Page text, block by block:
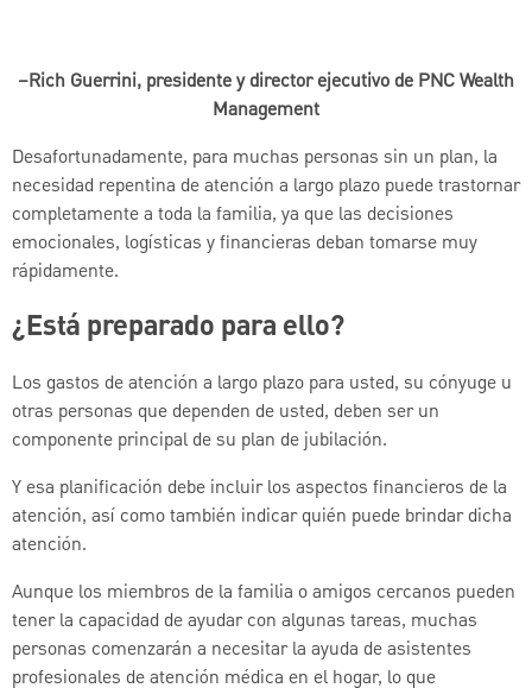
–Rich Guerrini, presidente y director ejecutivo de PNC Wealth
Management
Desafortunadamente, para muchas personas sin un plan, la
necesidad repentina de atención a largo plazo puede trastornar
completamente a toda la familia, ya que las decisiones
emocionales, logísticas y financieras deban tomarse muy
rápidamente.
¿Está preparado para ello?
Los gastos de atención a largo plazo para usted, su cónyuge u
otras personas que dependen de usted, deben ser un
componente principal de su plan de jubilación.
Y esa planificación debe incluir los aspectos financieros de la
atención, así como también indicar quién puede brindar dicha
atención.
Aunque los miembros de la familia o amigos cercanos pueden
tener la capacidad de ayudar con algunas tareas, muchas
personas comenzarán a necesitar la ayuda de asistentes
profesionales de atención médica en el hogar, lo que